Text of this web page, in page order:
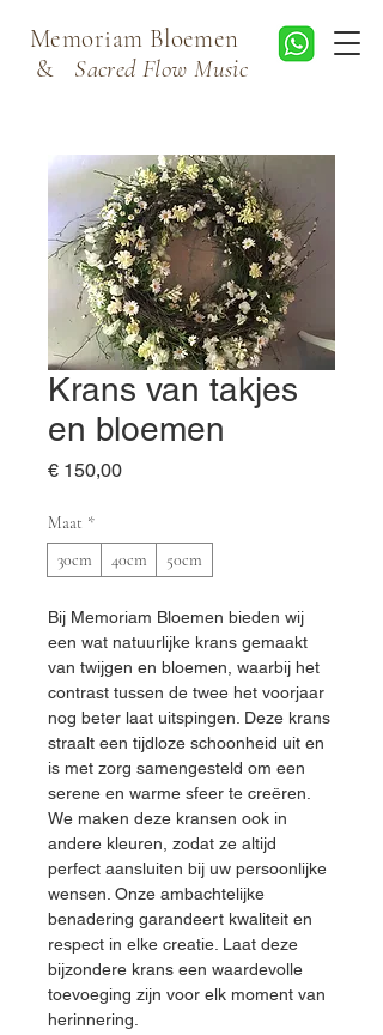
Memoriam Bloemen
& Sacred Flow Music
Krans van takjes
en bloemen
€ 150,00Prijs
Maat *
30cm
40cm 50cm
Bij Memoriam Bloemen bieden wij
een wat natuurlijke krans gemaakt
van twijgen en bloemen, waarbij het
contrast tussen de twee het voorjaar
nog beter laat uitspingen. Deze krans
straalt een tijdloze schoonheid uit en
is met zorg samengesteld om een
serene en warme sfeer te creëren.
We maken deze kransen ook in
andere kleuren, zodat ze altijd
perfect aansluiten bij uw persoonlijke
wensen. Onze ambachtelijke
benadering garandeert kwaliteit en
respect in elke creatie. Laat deze
bijzondere krans een waardevolle
toevoeging zijn voor elk moment van
herinnering.